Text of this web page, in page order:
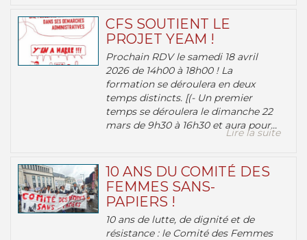
CFS SOUTIENT LE
PROJET YEAM !
Prochain RDV le samedi 18 avril
2026 de 14h00 à 18h00 ! La
formation se déroulera en deux
temps distincts. [(- Un premier
temps se déroulera le dimanche 22
mars de 9h30 à 16h30 et aura pour...
Lire la suite
10 ANS DU COMITÉ DES
FEMMES SANS-
PAPIERS !
10 ans de lutte, de dignité et de
résistance : le Comité des Femmes